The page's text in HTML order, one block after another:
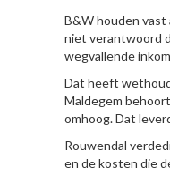
B&W houden vast
niet verantwoord
wegvallende
Dat heeft
Maldegem
omhoog. Dat
Rouwendal
en de kosten die